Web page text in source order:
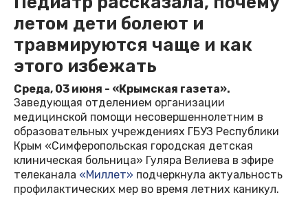
летом дети болеют и
травмируются чаще и как
этого избежать
Среда, 03 июня - «Крымская газета».
Заведующая отделением организации
медицинской помощи несовершеннолетним в
образовательных учреждениях ГБУЗ Республики
Крым «Симферопольская городская детская
клиническая больница» Гуляра Велиева в эфире
телеканала «Миллет» подчеркнула актуальность
профилактических мер во время летних каникул.